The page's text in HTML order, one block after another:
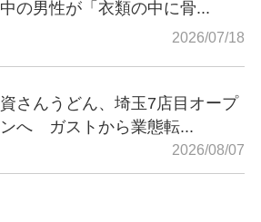
中の男性が「衣類の中に骨...
2026/07/18
資さんうどん、埼玉7店目オープ
ンへ ガストから業態転...
2026/08/07